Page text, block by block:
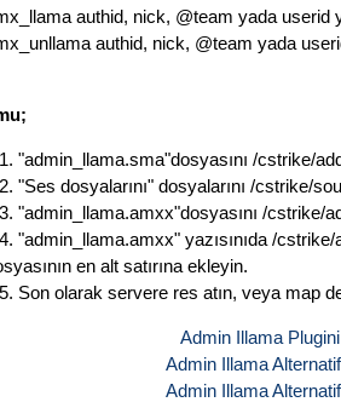
authid, nick, @team yada userid
authid, nick, @team yada
"admin_llama.sma"dosyasını /cstrike/
"Ses dosyalarını" dosyalarını /cstrike/
"admin_llama.amxx"dosyasını /cstrike/
"admin_llama.amxx" yazısınıda /
en alt satırına ekleyin.
Son olarak servere res atın, veya map
Admin Illama
Admin Illama
Admin Illama